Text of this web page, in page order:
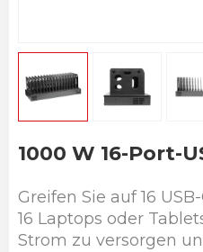
1000 W 16-Port-
Greifen Sie auf 16
16 Laptops oder
Strom zu versorgen